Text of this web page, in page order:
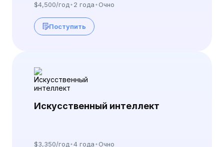
$4,500/год 2 года Очно
Поступить
Искусственный интеллект
$3,350/год 4 года Очно